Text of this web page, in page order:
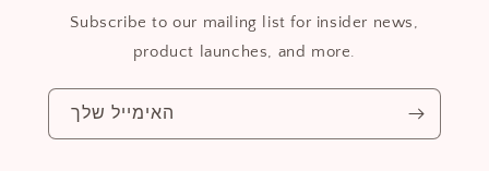
Subscribe to our mailing list for insider news,
product launches, and more.
האימייל שלך